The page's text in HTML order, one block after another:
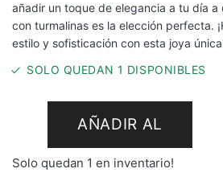
añadir un toque de elegancia a tu día a
con turmalinas es la elección perfecta.
estilo y sofisticación con esta joya
SOLO QUEDAN 1 DISPONIBLES
AÑADIR AL
CARRITO
Solo quedan 1 en inventario!